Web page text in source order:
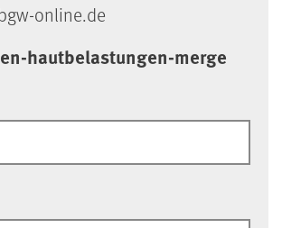
online.de
hautbelastungen-merge